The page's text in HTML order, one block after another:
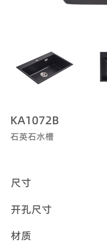
KA1072B
石英石水槽
尺寸
开孔尺寸
材质